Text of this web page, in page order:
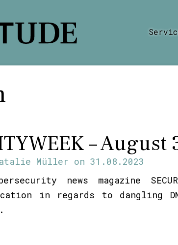
– August
Müller on 31.08.2023
news magazine
in regards to dangling